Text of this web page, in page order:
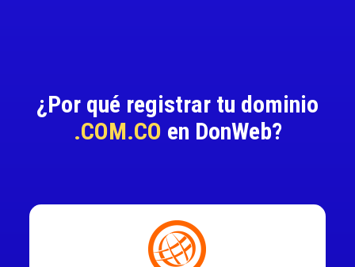
¿Por qué registrar tu dominio
.COM.CO en DonWeb?